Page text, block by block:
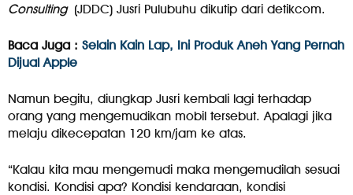
Consulting(JDDC) Jusri Pulubuhu dikutip dari detikcom.
Baca Juga : Selain Kain Lap, Ini Produk Aneh Yang Pernah
Dijual Apple
Namun begitu, diungkap Jusri kembali lagi terhadap
orang yang mengemudikan mobil tersebut. Apalagi jika
melaju dikecepatan 120 km/jam ke atas.
“Kalau kita mau mengemudi maka mengemudilah sesuai
kondisi. Kondisi apa? Kondisi kendaraan, kondisi